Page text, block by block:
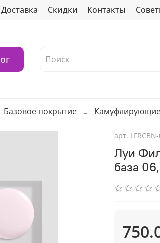
Доставка Скидки Контакты
Базовое покрытие
арт.
Луи
база